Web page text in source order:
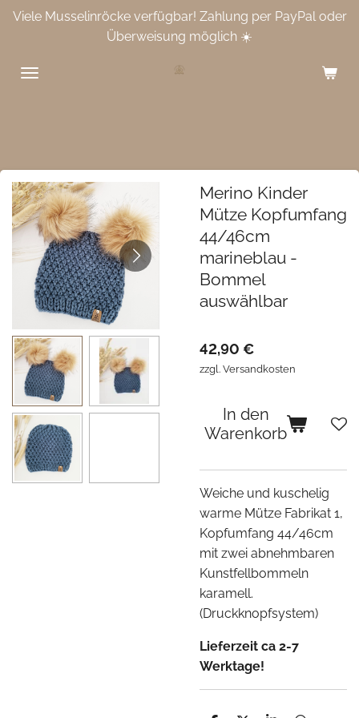
Zum
Viele Musselinröcke verfügbar! Zahlung per PayPal oder
Überweisung möglich ☀️
Merino Kinder
Mütze Kopfumfang
44/46cm
marineblau -
Bommel
auswählbar
42,90 €
zzgl. Versandkosten
In den
Warenkorb
Weiche und kuschelig
warme Mütze Fabrikat 1,
Kopfumfang 44/46cm
mit zwei abnehmbaren
Kunstfellbommeln
karamell.
(Druckknopfsystem)
Lieferzeit ca 2-7
Werktage!